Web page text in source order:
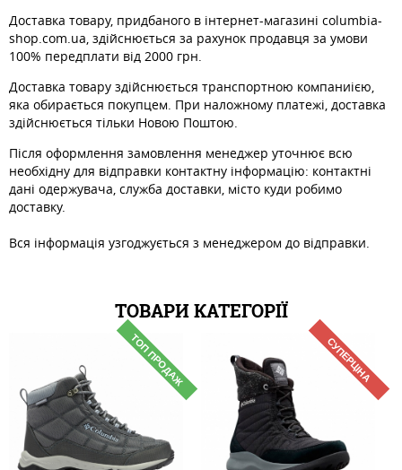
Доставка товару, придбаного в інтернет-магазині columbia-
shop.com.ua, здійснюється за рахунок продавця за умови
100% передплати від 2000 грн.
Доставка товару здійснюється транспортною компаниією,
яка обирається покупцем. При наложному платежі, доставка
здійснюється тільки Новою Поштою.
Після оформлення замовлення менеджер уточнює всю
необхідну для відправки контактну інформацію: контактні
дані одержувача, служба доставки, місто куди робимо
доставку.
Вся інформація узгоджується з менеджером до відправки.
ТОВАРИ КАТЕГОРІЇ
ТОП ПРОДАЖ СУПЕРЦІНА